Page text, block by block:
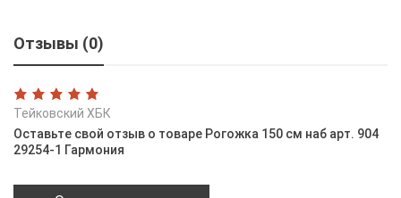
Отзывы (0)
Тейковский ХБК
Оставьте свой отзыв о товаре Рогожка 150 см наб арт. 904
29254-1 Гармония